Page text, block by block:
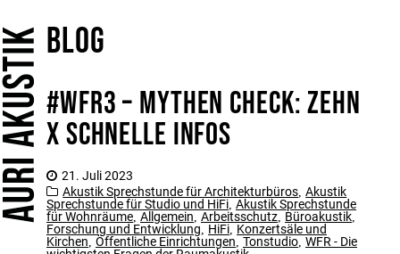
Home
Leistungen
Öffent­liche Ein­richt­ungen
Arbeitsschutz
Konzertsaal und Kirchen
HiFi
Tonstudio
Blog
#WFR3 – Mythen Check: Zehn
x Schnelle Infos
21. Juli 2023
Akustik Sprechstunde für Architekturbüros Akustik
Sprechstunde für Studio und HiFi Akustik Sprechstunde
für Wohnräume Allgemein Arbeitsschutz Büroakustik
Forschung und Entwicklung HiFi Konzertsäle und
Kirchen Öffentliche Einrichtungen Tonstudio WFR - Die